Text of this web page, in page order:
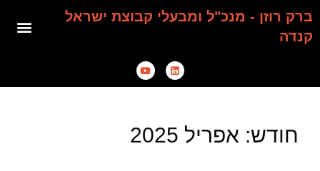
ברק רוזן - מנכ"ל ומבעלי קבוצת ישראל
קנדה
חודש: אפריל 2025